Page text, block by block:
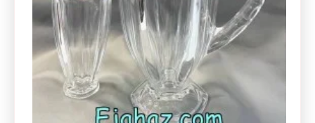
پرهیز شده و ظاهری کاملا شفاف و زیبا را برای شما خلق کرده‌ است.
قیمت پارچ و لیواندور طلایی(لب طلا)
پارچ و لیوان لب طلا یک محصول با روکش طلا است که به آن‌ها ظاهری
براق و لوکس را می‌بخشد. این نوع پارچ و لیوان معمولاً در مناسبت‌ها و
جشن‌های خاص استفاده می‌شوند و حس شیک و زیبایی را به میزبانی شما
اضافه می‌کند.